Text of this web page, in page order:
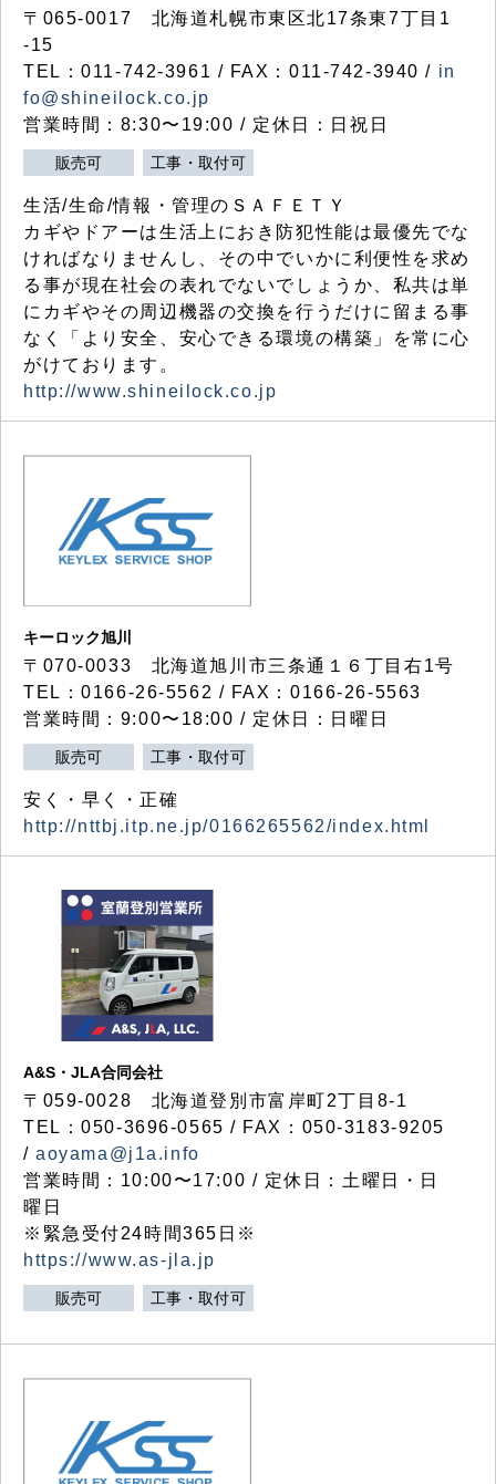
〒065-0017 北海道札幌市東区北17条東7丁目1
-15
TEL：011-742-3961 / FAX：011-742-3940 / in
fo@shineilock.co.jp
営業時間：8:30〜19:00 / 定休日：日祝日
販売可 工事・取付可
生活/生命/情報・管理のＳＡＦＥＴＹ
カギやドアーは生活上におき防犯性能は最優先でな
ければなりませんし、その中でいかに利便性を求め
る事が現在社会の表れでないでしょうか、私共は単
にカギやその周辺機器の交換を行うだけに留まる事
なく「より安全、安心できる環境の構築」を常に心
がけております。
http://www.shineilock.co.jp
キーロック旭川
〒070-0033 北海道旭川市三条通１６丁目右1号
TEL：0166-26-5562 / FAX：0166-26-5563
営業時間：9:00〜18:00 / 定休日：日曜日
販売可 工事・取付可
安く・早く・正確
http://nttbj.itp.ne.jp/0166265562/index.html
A&S・JLA合同会社
〒 059-0028 北海道登別市富岸町2丁目 8-1
TEL：050-3696-0565 / FAX：050-3183-9205
/aoyama@j1a.info
営業時間：10:00〜17:00 / 定休日：土曜日・日
曜日
※緊急受付24時間365日※
https://www.as-jla.jp
販売可 工事・取付可